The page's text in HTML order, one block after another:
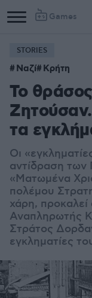
Games
Column
1
STORIES
Ναζί Κρήτη
Το
τα
Οι
αντίδραση των
«Ματωμένα
πολέμου
χάρη, προκαλεί
Αναπληρωτής
Στράτος
εγκληματίες